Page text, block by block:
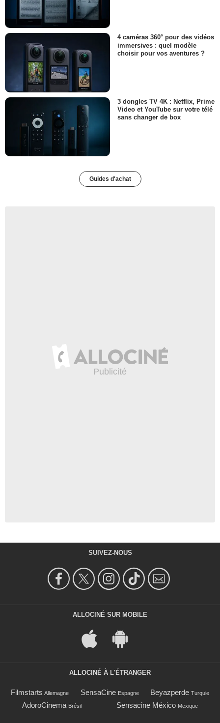
4 caméras 360° pour des vidéos
immersives : quel modèle
choisir pour vos aventures ?
3 dongles TV 4K : Netflix, Prime
Video et YouTube sur votre télé
sans changer de box
Guides d'achat
SUIVEZ-NOUS
ALLOCINÉ SUR MOBILE
ALLOCINÉ À L'ÉTRANGER
Filmstarts Allemagne SensaCine Espagne Beyazperde Turquie
AdoroCinema Brésil Sensacine México Mexique